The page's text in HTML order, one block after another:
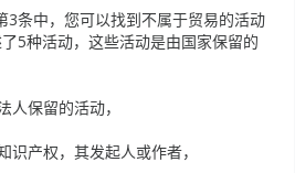
3条中，您可以找到不属于贸易的活动
5种活动，这些活动是由国家保留的
保留的活动，
产权，其发起人或作者，